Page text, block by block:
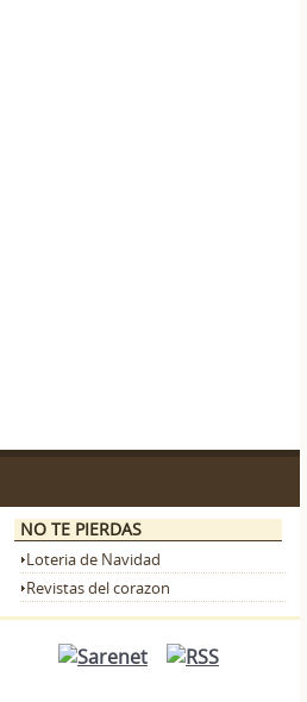
NO TE PIERDAS
Loteria de Navidad
Revistas del corazon